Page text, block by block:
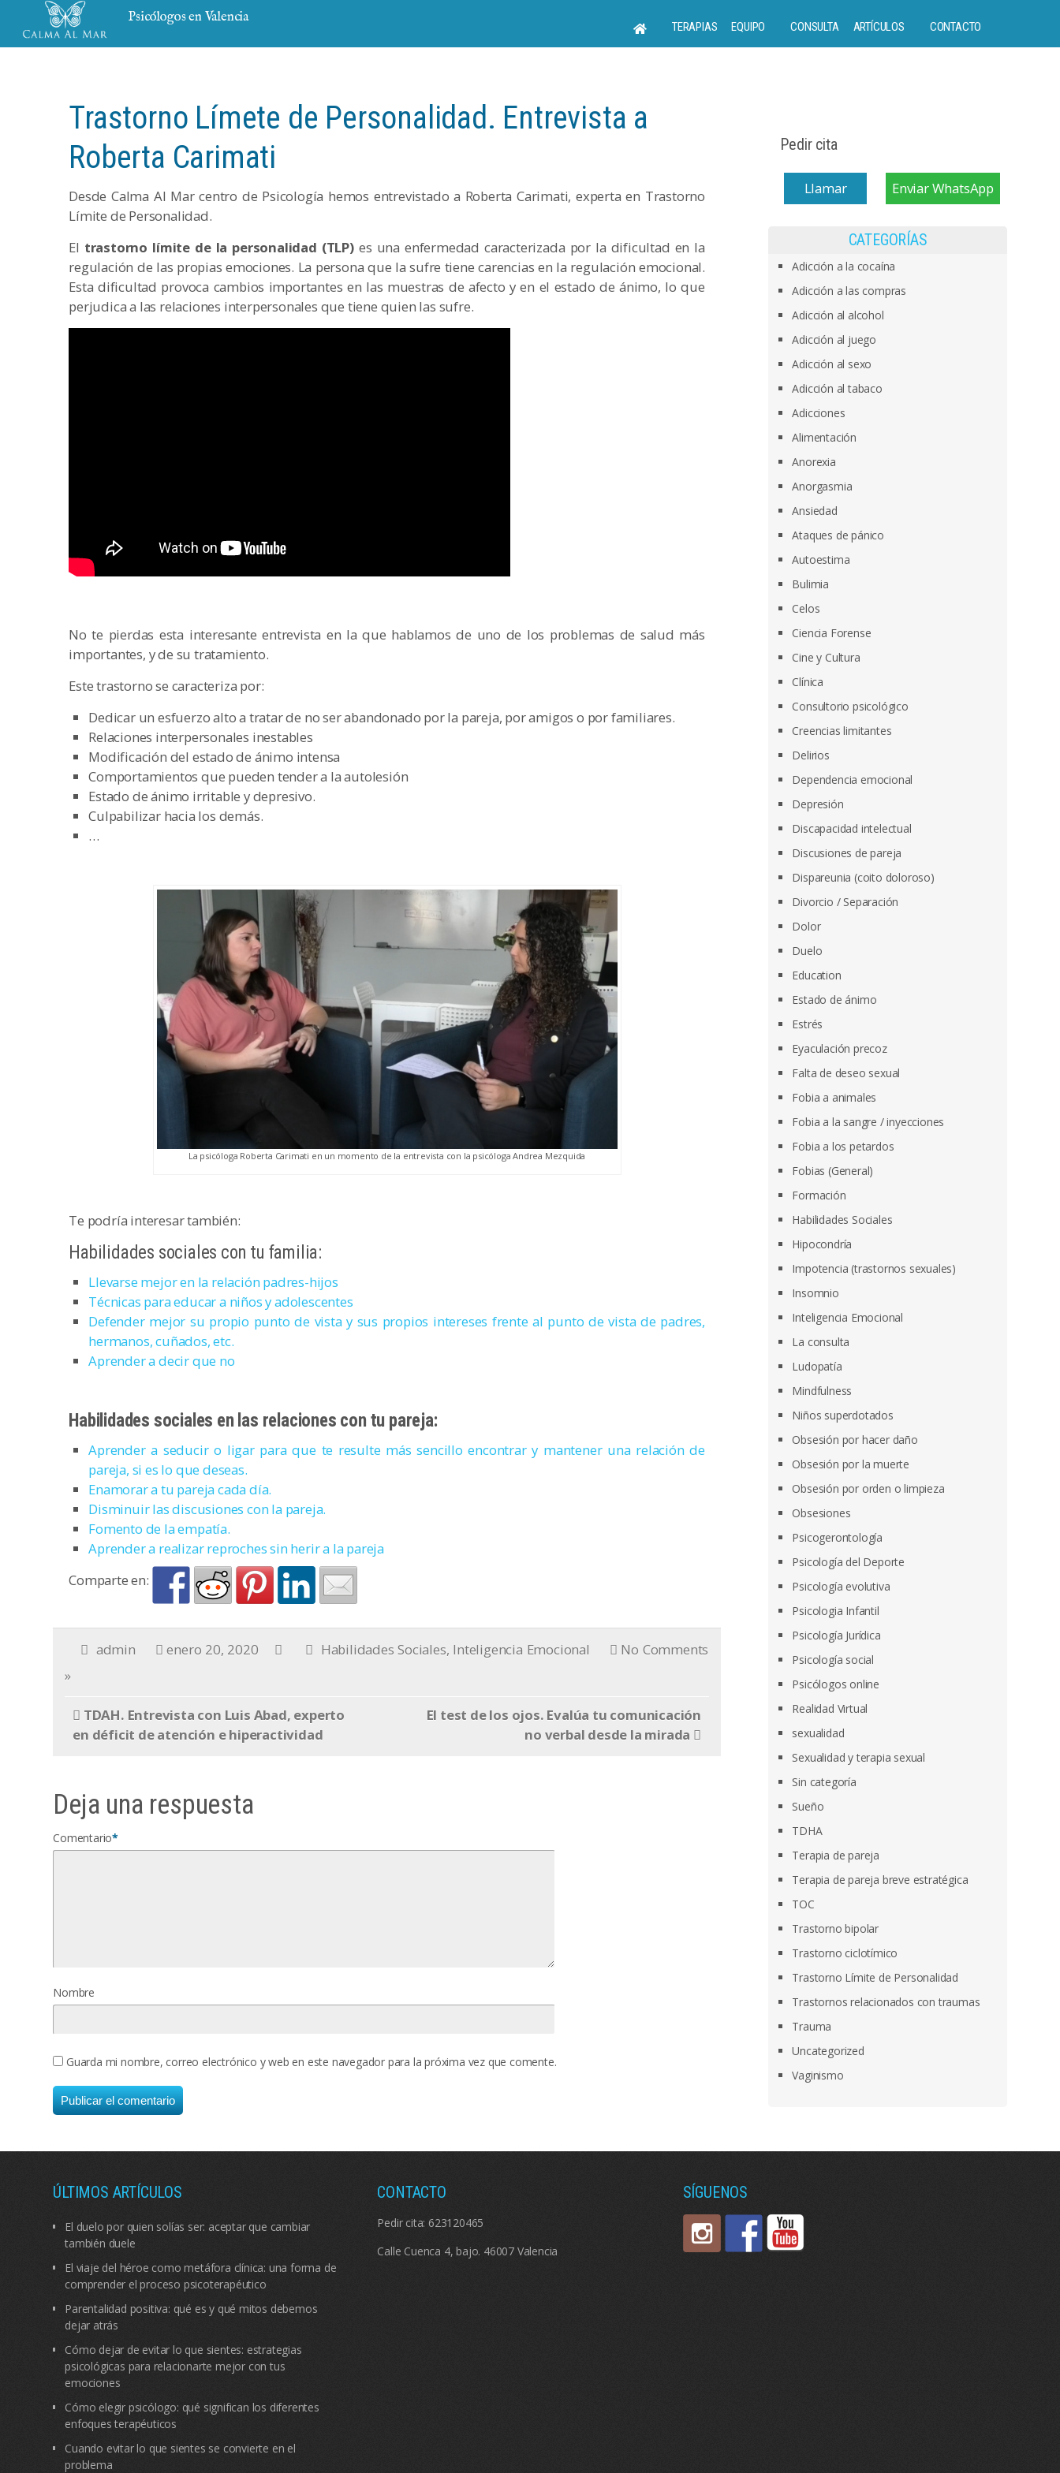
Psicólogos en Valencia
TERAPIAS EQUIPO CONSULTA ARTÍCULOS CONTACTO
Trastorno Límete de Personalidad. Entrevista a
Roberta Carimati
Desde Calma Al Mar centro de Psicología hemos entrevistado a Roberta Carimati, experta en Trastorno
Límite de Personalidad.
El trastorno límite de la personalidad (TLP)es una enfermedad caracterizada por la dificultad en la
regulación de las propias emociones. La persona que la sufre tiene carencias en la regulación emocional.
Esta dificultad provoca cambios importantes en las muestras de afecto y en el estado de ánimo, lo que
perjudica a las relaciones interpersonales que tiene quien las sufre.
No te pierdas esta interesante entrevista en la que hablamos de uno de los problemas de salud más
importantes, y de su tratamiento.
Este trastorno se caracteriza por:
Dedicar un esfuerzo alto a tratar de no ser abandonado por la pareja, por amigos o por familiares.
Relaciones interpersonales inestables
Modificación del estado de ánimo intensa
Comportamientos que pueden tender a la autolesión
Estado de ánimo irritable y depresivo.
Culpabilizar hacia los demás.
…
La psicóloga Roberta Carimati en un momento de la entrevista con la psicóloga Andrea Mezquida
Te podría interesar también:
Habilidades sociales con tu familia:
Llevarse mejor en la relación padres-hijos
Técnicas para educar a niños y adolescentes
Defender mejor su propio punto de vista y sus propios intereses frente al punto de vista de padres,
hermanos, cuñados, etc.
Aprender a decir que no
Habilidades sociales en las relaciones con tu pareja:
Aprender a seducir o ligar para que te resulte más sencillo encontrar y mantener una relación de
pareja, si es lo que deseas.
Enamorar a tu pareja cada día.
Disminuir las discusiones con la pareja.
Fomento de la empatía.
Aprender a realizar reproches sin herir a la pareja
Comparte en:
admin enero 20, 2020 Habilidades Sociales, Inteligencia Emocional
No Comments
»
TDAH. Entrevista con Luis Abad, experto
en déficit de atención e hiperactividad
El test de los ojos. Evalúa tu comunicación
no verbal desde la mirada
Deja una respuesta
Comentario*
Nombre
Guarda mi nombre, correo electrónico y web en este navegador para la próxima vez que comente.
Pedir cita
Llamar Enviar WhatsApp
CATEGORÍAS
Adicción a la cocaína
Adicción a las compras
Adicción al alcohol
Adicción al juego
Adicción al sexo
Adicción al tabaco
Adicciones
Alimentación
Anorexia
Anorgasmia
Ansiedad
Ataques de pánico
Autoestima
Bulimia
Celos
Ciencia Forense
Cine y Cultura
Clínica
Consultorio psicológico
Creencias limitantes
Delirios
Dependencia emocional
Depresión
Discapacidad intelectual
Discusiones de pareja
Dispareunia (coito doloroso)
Divorcio / Separación
Dolor
Duelo
Education
Estado de ánimo
Estrés
Eyaculación precoz
Falta de deseo sexual
Fobia a animales
Fobia a la sangre / inyecciones
Fobia a los petardos
Fobias (General)
Formación
Habilidades Sociales
Hipocondría
Impotencia (trastornos sexuales)
Insomnio
Inteligencia Emocional
La consulta
Ludopatía
Mindfulness
Niños superdotados
Obsesión por hacer daño
Obsesión por la muerte
Obsesión por orden o limpieza
Obsesiones
Psicogerontología
Psicología del Deporte
Psicología evolutiva
Psicologia Infantil
Psicología Jurídica
Psicología social
Psicólogos online
Realidad Virtual
sexualidad
Sexualidad y terapia sexual
Sin categoría
Sueño
TDHA
Terapia de pareja
Terapia de pareja breve estratégica
TOC
Trastorno bipolar
Trastorno ciclotímico
Trastorno Límite de Personalidad
Trastornos relacionados con traumas
Trauma
Uncategorized
Vaginismo
ÚLTIMOS ARTÍCULOS
El duelo por quien solías ser: aceptar que cambiar
también duele
El viaje del héroe como metáfora clínica: una forma de
comprender el proceso psicoterapéutico
Parentalidad positiva: qué es y qué mitos debemos
dejar atrás
Cómo dejar de evitar lo que sientes: estrategias
psicológicas para relacionarte mejor con tus
emociones
Cómo elegir psicólogo: qué significan los diferentes
enfoques terapéuticos
Cuando evitar lo que sientes se convierte en el
problema
CONTACTO
Pedir cita: 623120465
Calle Cuenca 4, bajo. 46007 Valencia
SÍGUENOS